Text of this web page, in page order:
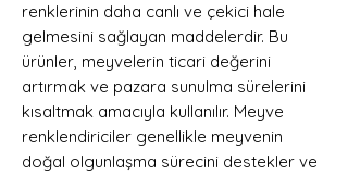
renklerinin daha canlı ve çekici hale
gelmesini sağlayan maddelerdir. Bu
ürünler, meyvelerin ticari değerini
artırmak ve pazara sunulma sürelerini
kısaltmak amacıyla kullanılır. Meyve
renklendiriciler genellikle meyvenin
doğal olgunlaşma sürecini destekler ve